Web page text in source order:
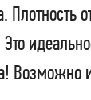
Плотность
Это
Возможно